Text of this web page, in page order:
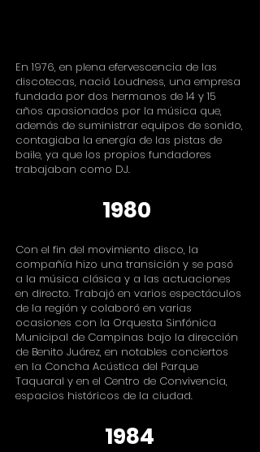
En 1976, en plena efervescencia de las
discotecas, nació Loudness, una empresa
fundada por dos hermanos de 14 y 15
años apasionados por la música que,
además de suministrar equipos de sonido,
contagiaba la energía de las pistas de
baile, ya que los propios fundadores
trabajaban como DJ.
1980
Con el fin del movimiento disco, la
compañía hizo una transición y se pasó
a la música clásica y a las actuaciones
en directo. Trabajó en varios espectáculos
de la región y colaboró en varias
ocasiones con la Orquesta Sinfónica
Municipal de Campinas bajo la dirección
de Benito Juárez, en notables conciertos
en la Concha Acústica del Parque
Taquaral y en el Centro de Convivencia,
espacios históricos de la ciudad.
1984